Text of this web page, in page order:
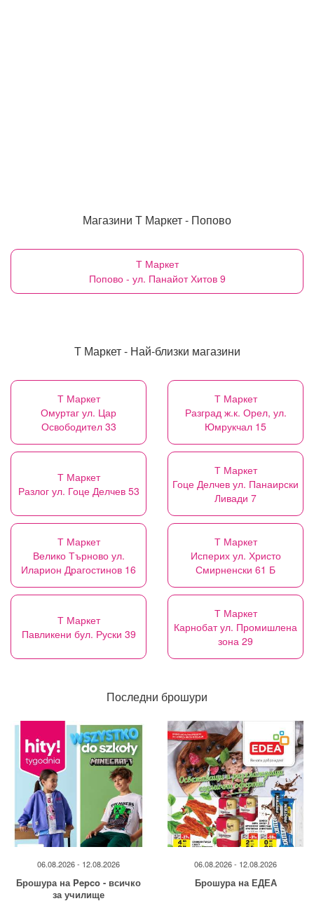
Магазини Т Маркет - Попово
Т Маркет
Попово - ул. Панайот Хитов 9
Т Маркет - Най-близки магазини
Т Маркет
Омуртаг ул. Цар
Освободител 33
Т Маркет
Разград ж.к. Орел, ул.
Юмрукчал 15
Т Маркет
Разлог ул. Гоце Делчев 53
Т Маркет
Гоце Делчев ул. Панаирски
Ливади 7
Т Маркет
Велико Търново ул.
Иларион Драгостинов 16
Т Маркет
Исперих ул. Христо
Смирненски 61 Б
Т Маркет
Павликени бул. Руски 39
Т Маркет
Карнобат ул. Промишлена
зона 29
Последни брошури
06.08.2026 - 12.08.2026
Брошура на Pepco - всичко
за училище
06.08.2026 - 12.08.2026
Брошура на ЕДЕА